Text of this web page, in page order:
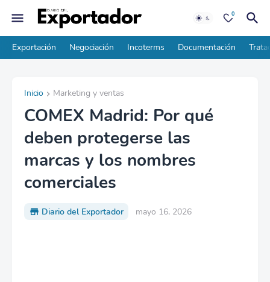
0
Exportación Negociación Incoterms Documentación
Inicio Marketing y ventas
COMEX Madrid: Por qué
deben protegerse las
marcas y los nombres
comerciales
Diario del Exportador mayo 16, 2026